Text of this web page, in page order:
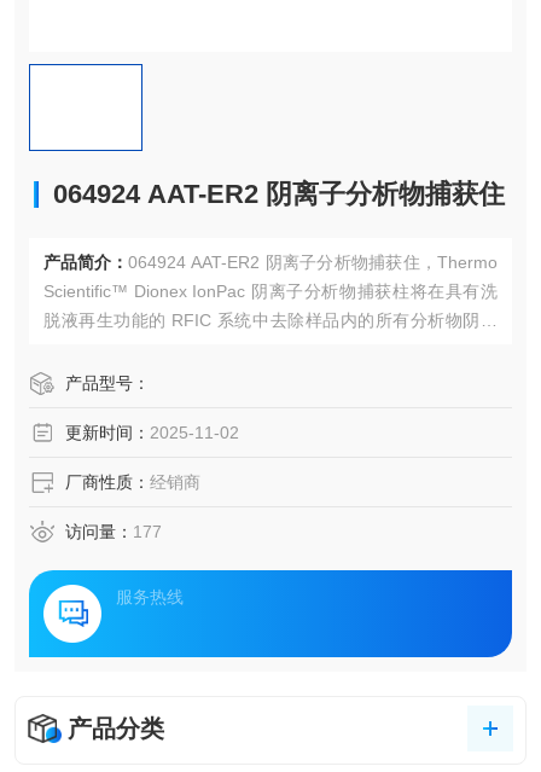
064924 AAT-ER2 阴离子分析物捕获住
产品简介： 064924 AAT-ER2 阴离子分析物捕获住，Thermo
Scientific™ Dionex IonPac 阴离子分析物捕获柱将在具有洗
脱液再生功能的 RFIC 系统中去除样品内的所有分析物阴离
产品型号：
更新时间： 2025-11-02
厂商性质： 经销商
访问量： 177
服务热线
产品分类